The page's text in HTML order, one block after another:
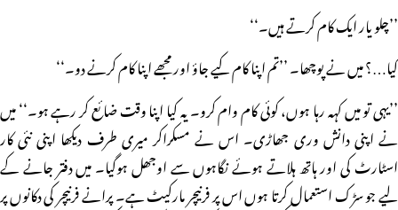
’’چلو یار ایک کام کرتے ہیں۔‘‘
کیا…؟ میں نے پوچھا۔ ’’تم اپنا کام کیے جاؤ اور مجھے اپنا کام کرنے دو۔‘‘
’’یہی تو میں کہہ رہا ہوں، کوئی کام وام کرو۔ یہ کیا اپنا وقت ضائع کر رہے ہو۔‘‘ میں
نے اپنی دانش وری جھاڑی۔ اس نے مسکراکر میری طرف دیکھا اپنی نئی کار
اسٹارٹ کی اور ہاتھ ہلاتے ہوئے نگاہوں سے اوجھل ہوگیا۔ میں دفتر جانے کے
لیے جو سڑک استعمال کرتا ہوں اس پر فرنیچر مارکیٹ ہے۔ پرانے فرنیچر کی دکانوں پر